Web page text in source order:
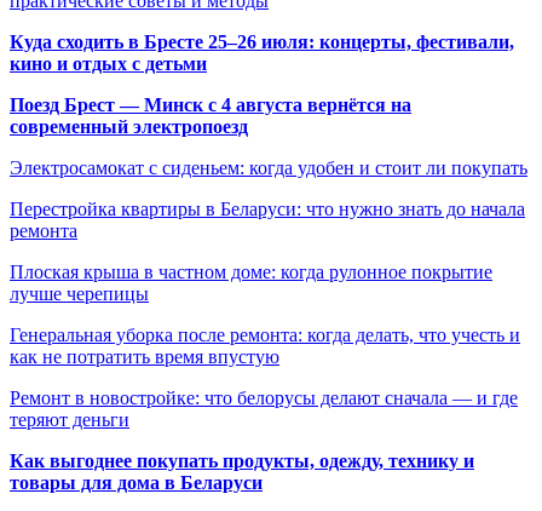
Куда сходить в Бресте 25–26 июля: концерты, фестивали,
кино и отдых с детьми
Поезд Брест — Минск с 4 августа вернётся на
современный электропоезд
Электросамокат с сиденьем: когда удобен и стоит ли покупать
Перестройка квартиры в Беларуси: что нужно знать до начала
ремонта
Плоская крыша в частном доме: когда рулонное покрытие
лучше черепицы
Генеральная уборка после ремонта: когда делать, что учесть и
как не потратить время впустую
Ремонт в новостройке: что белорусы делают сначала — и где
теряют деньги
Как выгоднее покупать продукты, одежду, технику и
товары для дома в Беларуси